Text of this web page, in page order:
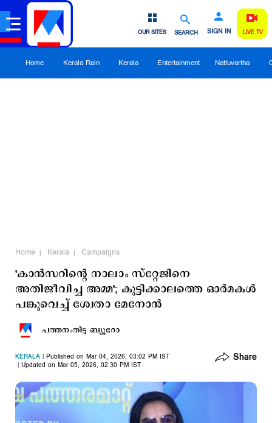
SEARCH SIGN IN
OUR SITES LIVE TV
Home Kerala Rain Kerala Entertainment Nattuvartha
Home Kerala Campaigns
'കാൻസറിന്‍റെ നാലാം സ്റ്റേജിനെ
അതിജീവിച്ച അമ്മ'; കുട്ടിക്കാലത്തെ ഓർമകൾ
പങ്കുവെച്ച് ശ്വേതാ മേനോൻ
പത്തനംതിട്ട ബ്യൂറോ
KERALA
Published on Mar 04, 2026, 03:02 PM IST
Updated on Mar 05, 2026, 02:30 PM IST
Share